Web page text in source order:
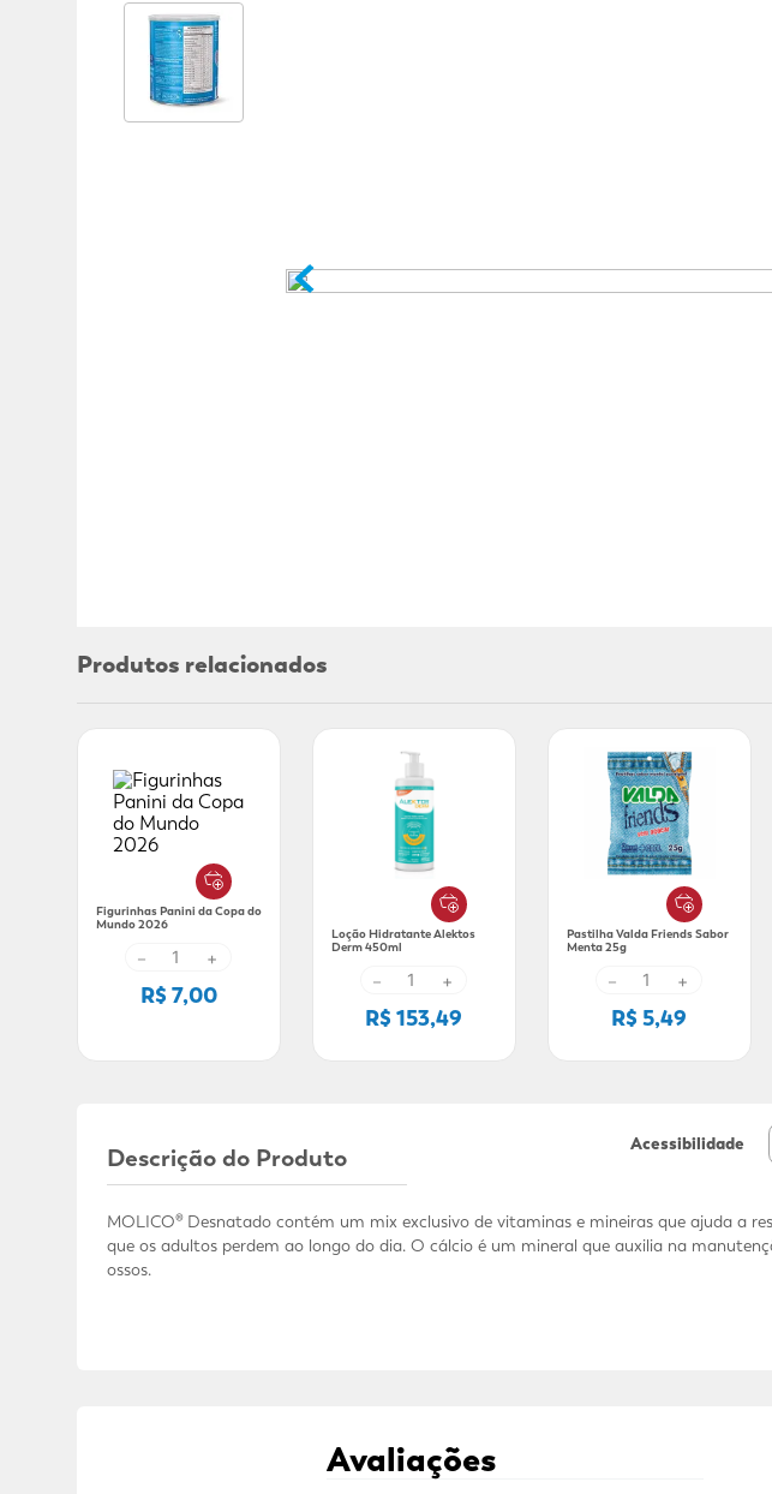
Adicional
Adicional
Produtos relacionados
Figurinhas Panini da Copa do
Mundo 2026
－ +
R$ 7,00
Loção Hidratante Alektos
Derm 450ml
－ +
R$ 153,49
Pastilha Valda Friends Sabor
Menta 25g
－ +
R$ 5,49
Acessibilidade
Descrição do Produto
MOLICO® Desnatado contém um mix exclusivo de vitaminas e mineiras que ajuda a
que os adultos perdem ao longo do dia. O cálcio é um mineral que auxilia na
ossos.
Avaliações